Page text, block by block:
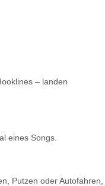
– landen
eines Songs.
Putzen oder Autofahren,